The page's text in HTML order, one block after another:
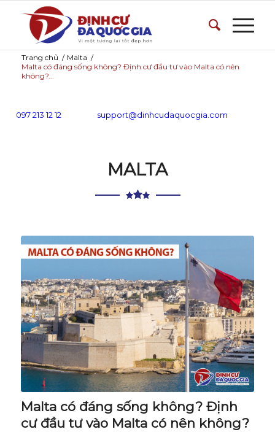
Trang chủ / Malta /
Malta có đáng sống không? Định cư đầu tư vào Malta có nên
không?...
097 213 12 12 support@dinhcudaquocgia.com
MALTA
Malta có đáng sống không? Định
cư đầu tư vào Malta có nên không?